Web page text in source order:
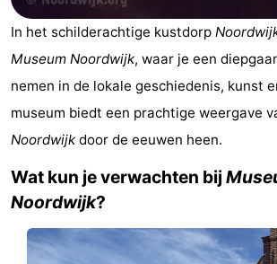
Vakantiehuizen
De
Spar
-
Noordduinen
Duinresort
Dunimar
-
Noordwijkse
In het schilderachtige kustdorp
Museum Noordwijk, waar je een
nemen in de lokale geschiedenis, kunst
museum biedt een prachtige weergave
Noordwijk door de eeuwen heen.
Wat kun je verwachten bij
Noordwijk?